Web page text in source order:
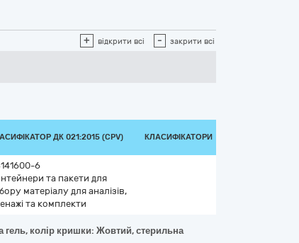
+ відкрити всі - закрити всі
ДК 021:2015 (CPV) КЛАСИФІКАТОРИ
6
та пакети для
матеріалу для аналізів,
та комплекти
гель, колір кришки: Жовтий, стерильна